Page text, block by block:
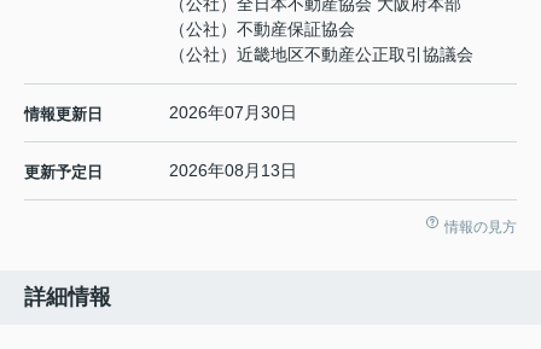
（公社）不動産保証協会
（公社）近畿地区不動産公正取引協議会
情報更新日 2026年07月30日
更新予定日 2026年08月13日
情報の見方
詳細情報